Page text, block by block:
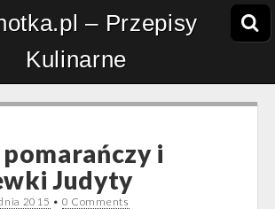
– Przepisy
Kulinarne
i
Judyty
2015 • 0 Comments